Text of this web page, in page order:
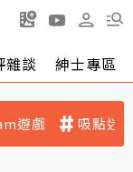
雜談 紳士專區
遊戲 吸點迷